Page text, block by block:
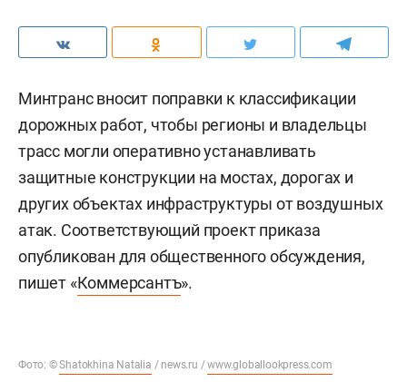
Минтранс вносит поправки к классификации
дорожных работ, чтобы регионы и владельцы
трасс могли оперативно устанавливать
защитные конструкции на мостах, дорогах и
других объектах инфраструктуры от воздушных
атак. Соответствующий проект приказа
опубликован для общественного обсуждения,
пишет «Коммерсантъ».
Фото: ©Shatokhina Natalia / news.ru /www.globallookpress.com